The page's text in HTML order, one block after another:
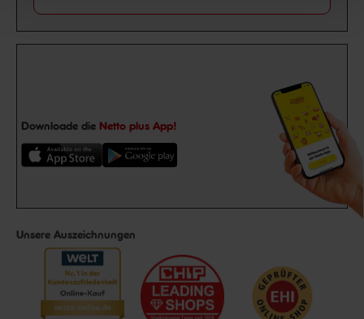
Downloade die Netto plus App!
Unsere Auszeichnungen